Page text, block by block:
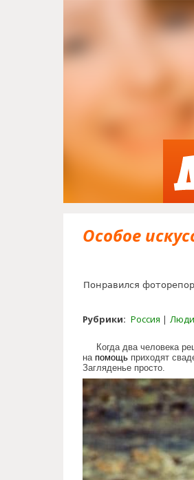
Особое
Понравился
Рубрики: Россия Люди
Когда два человека
на помощь приходят
Загляденье просто.